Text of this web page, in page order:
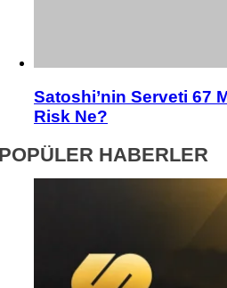
Satoshi’nin Serveti 67
Risk Ne?
HABERLER